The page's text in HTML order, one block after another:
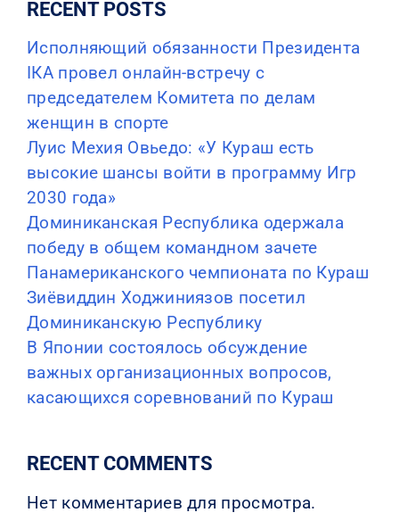
RECENT POSTS
Исполняющий обязанности Президента
IКА провел онлайн-встречу с
председателем Комитета по делам
женщин в спорте
Луис Мехия Овьедо: «У Кураш есть
высокие шансы войти в программу Игр
2030 года»
Доминиканская Республика одержала
победу в общем командном зачете
Панамериканского чемпионата по Кураш
Зиёвиддин Ходжиниязов посетил
Доминиканскую Республику
В Японии состоялось обсуждение
важных организационных вопросов,
касающихся соревнований по Кураш
RECENT COMMENTS
Нет комментариев для просмотра.